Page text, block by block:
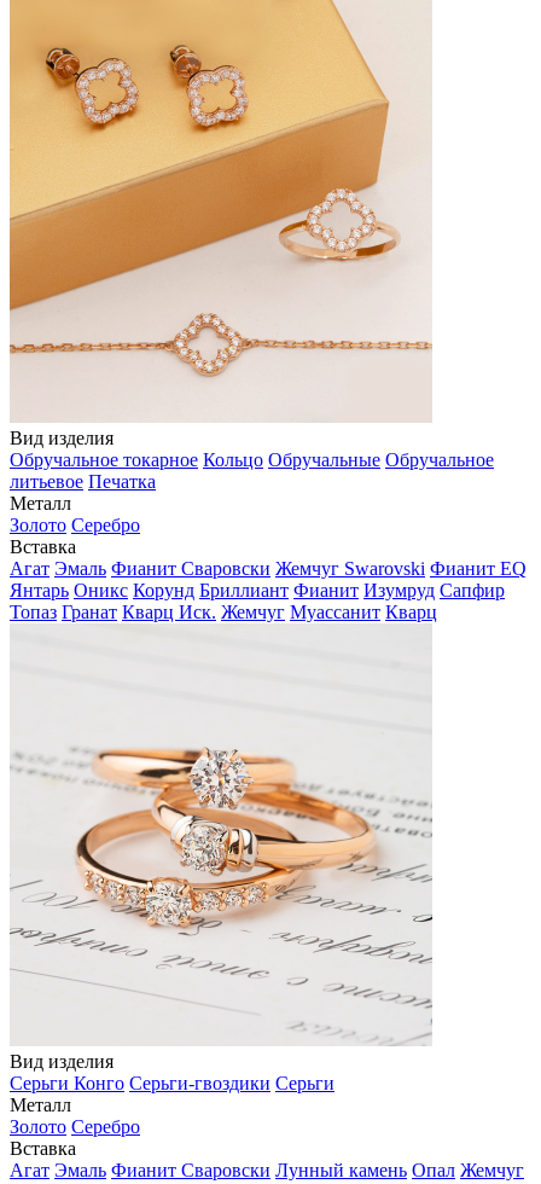
Вид изделия
Обручальное токарное Кольцо Обручальные Обручальное
литьевое Печатка
Металл
Золото Серебро
Вставка
Агат Эмаль Фианит Сваровски Жемчуг Swarovski Фианит EQ
Янтарь Оникс Корунд Бриллиант Фианит Изумруд Сапфир
Топаз Гранат Кварц Иск. Жемчуг Муассанит Кварц
Вид изделия
Серьги Конго Серьги-гвоздики Серьги
Металл
Золото Серебро
Вставка
Агат Эмаль Фианит Сваровски Лунный камень Опал Жемчуг